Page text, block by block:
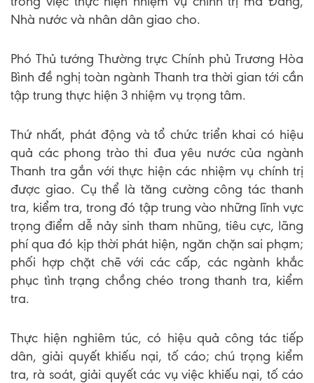
Nhà nước và nhân dân giao cho.
Phó Thủ tướng Thường trực Chính phủ Trương Hòa
Bình đề nghị toàn ngành Thanh tra thời gian tới cần
tập trung thực hiện 3 nhiệm vụ trọng tâm.
Thứ nhất, phát động và tổ chức triển khai có hiệu
quả các phong trào thi đua yêu nước của ngành
Thanh tra gắn với thực hiện các nhiệm vụ chính trị
được giao. Cụ thể là tăng cường công tác thanh
tra, kiểm tra, trong đó tập trung vào những lĩnh vực
trọng điểm dễ nảy sinh tham nhũng, tiêu cực, lãng
phí qua đó kịp thời phát hiện, ngăn chặn sai phạm;
phối hợp chặt chẽ với các cấp, các ngành khắc
phục tình trạng chồng chéo trong thanh tra, kiểm
tra.
Thực hiện nghiêm túc, có hiệu quả công tác tiếp
dân, giải quyết khiếu nại, tố cáo; chú trọng kiểm
tra, rà soát, giải quyết các vụ việc khiếu nại, tố cáo